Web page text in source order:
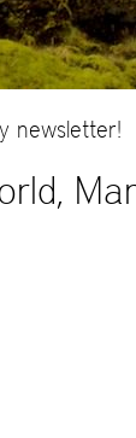
newsletter!